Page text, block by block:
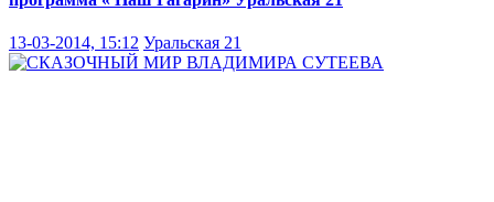
13-03-2014, 15:12 Уральская 21